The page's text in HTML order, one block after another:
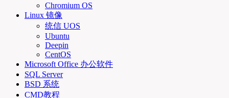
Chromium OS
Linux 镜像
统信 UOS
Ubuntu
Deepin
CentOS
Microsoft Office 办公软件
SQL Server
BSD 系统
CMD教程